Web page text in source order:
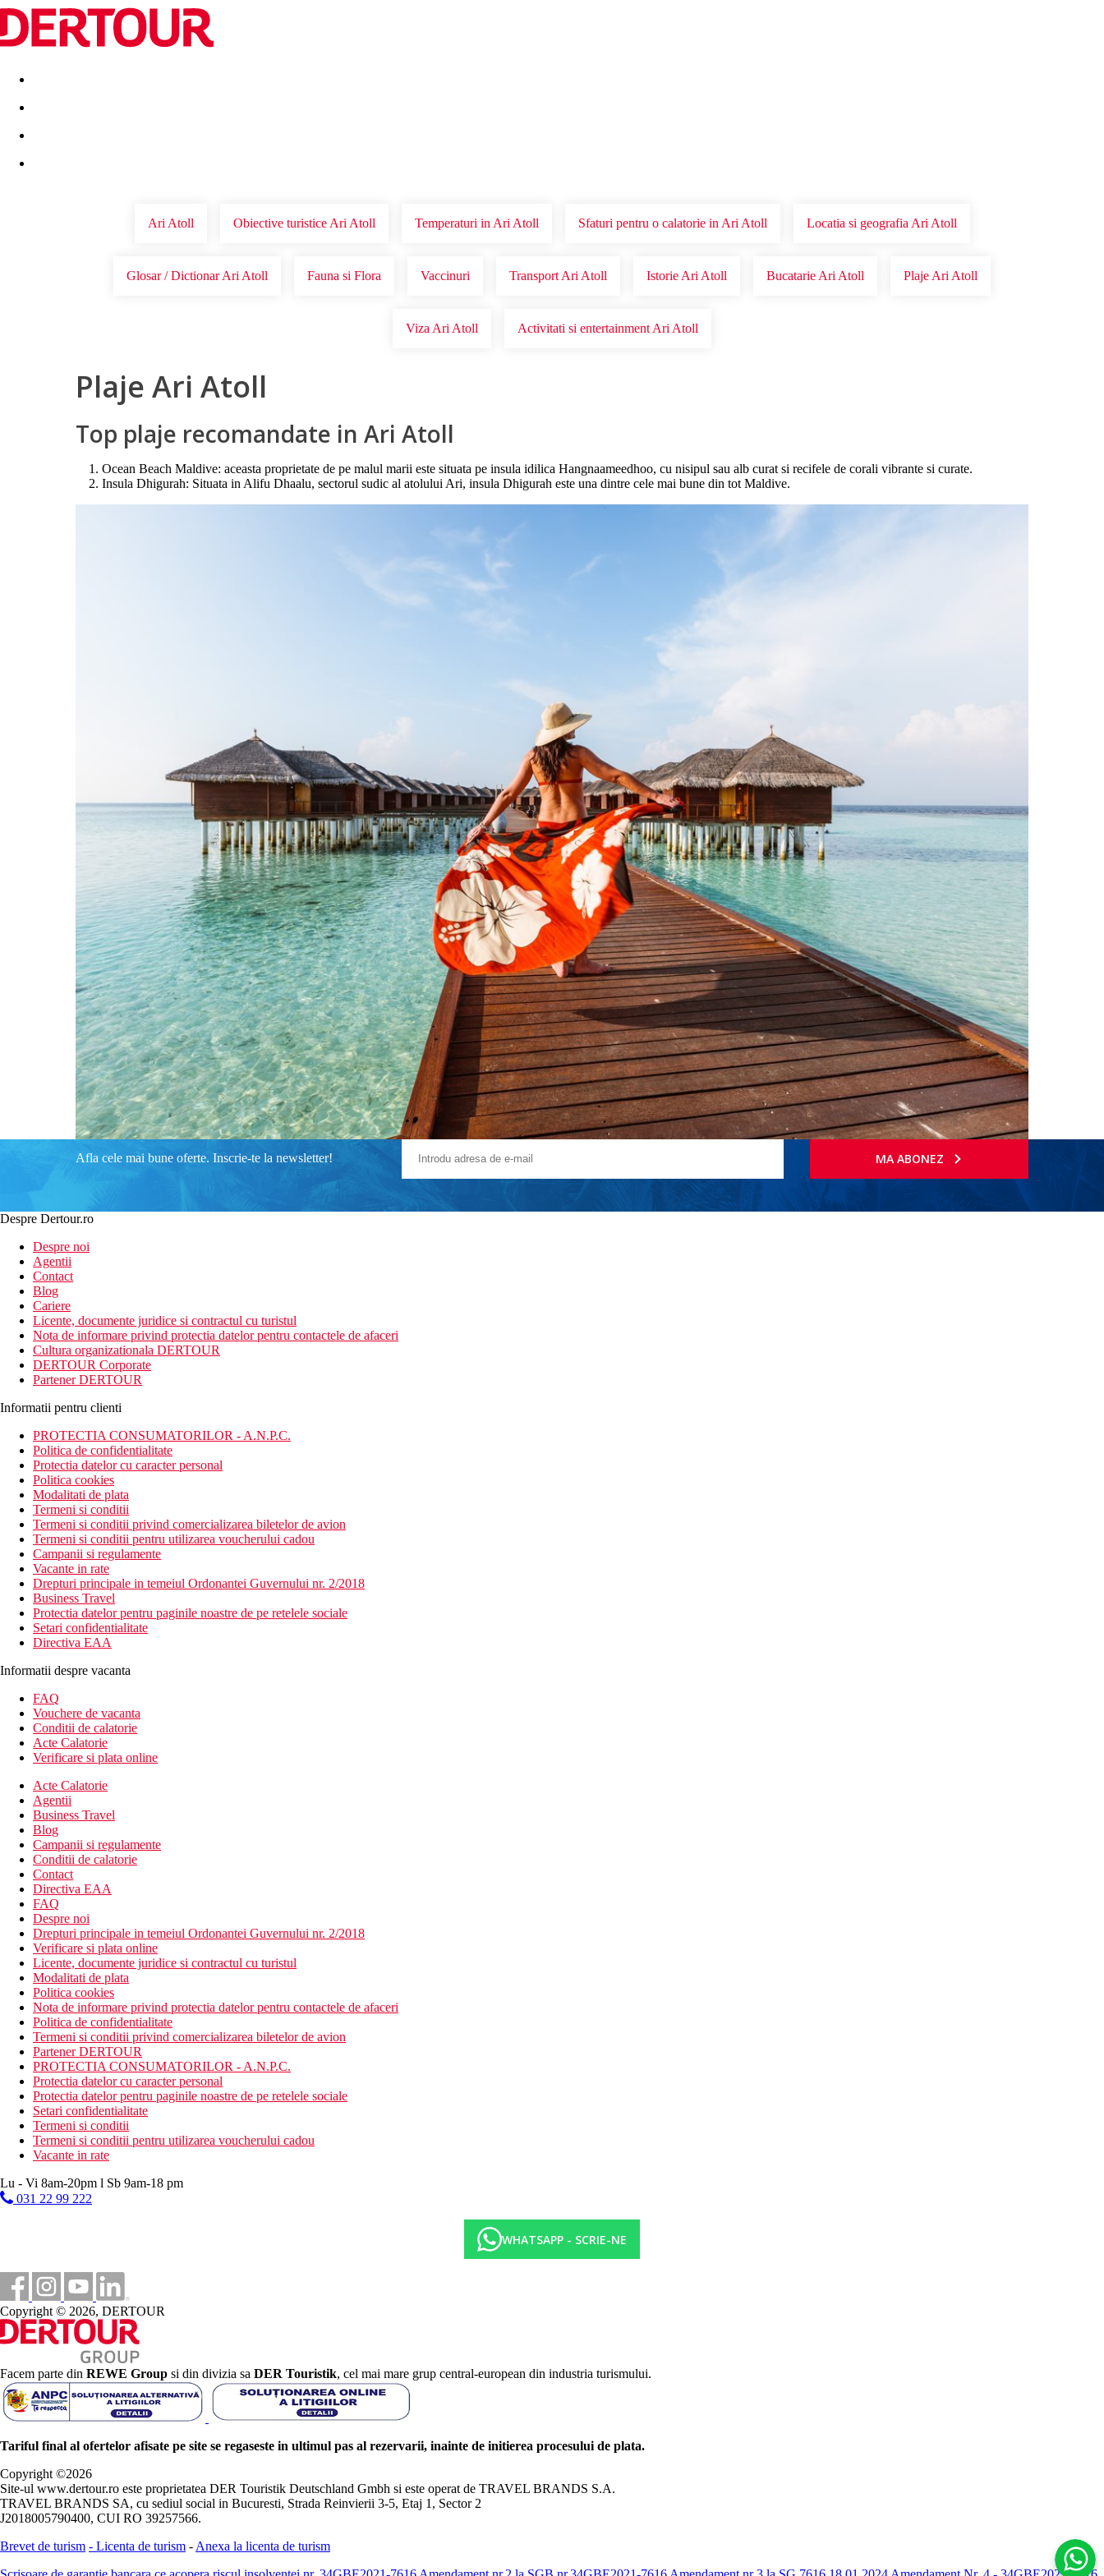
Destinatii Vacanta perfecta OFERTE DE NERATAT
Ari Atoll Obiective turistice Ari Atoll Temperaturi in Ari Atoll Sfaturi pentru o calatorie in Ari Atoll Locatia si geografia Ari Atoll
Glosar / Dictionar Ari Atoll Fauna si Flora Vaccinuri Transport Ari Atoll Istorie Ari Atoll Bucatarie Ari Atoll Plaje Ari Atoll
Viza Ari Atoll Activitati si entertainment Ari Atoll
Plaje Ari Atoll
Top plaje recomandate in Ari Atoll
Ocean Beach Maldive: aceasta proprietate de pe malul marii este situata pe insula idilica Hangnaameedhoo, cu nisipul sau alb curat si recifele de corali vibrante si curate.
Insula Dhigurah: Situata in Alifu Dhaalu, sectorul sudic al atolului Ari, insula Dhigurah este una dintre cele mai bune din tot Maldive.
Afla cele mai bune oferte. Inscrie-te la newsletter! MA ABONEZ
Despre Dertour.ro
Despre noi
Agentii
Contact
Blog
Cariere
Licente, documente juridice si contractul cu turistul
Nota de informare privind protectia datelor pentru contactele de afaceri
Cultura organizationala DERTOUR
DERTOUR Corporate
Partener DERTOUR
Informatii pentru clienti
PROTECTIA CONSUMATORILOR - A.N.P.C.
Politica de confidentialitate
Protectia datelor cu caracter personal
Politica cookies
Modalitati de plata
Termeni si conditii
Termeni si conditii privind comercializarea biletelor de avion
Termeni si conditii pentru utilizarea voucherului cadou
Campanii si regulamente
Vacante in rate
Drepturi principale in temeiul Ordonantei Guvernului nr. 2/2018
Business Travel
Protectia datelor pentru paginile noastre de pe retelele sociale
Setari confidentialitate
Directiva EAA
Informatii despre vacanta
FAQ
Vouchere de vacanta
Conditii de calatorie
Acte Calatorie
Verificare si plata online
Acte Calatorie
Agentii
Business Travel
Blog
Campanii si regulamente
Conditii de calatorie
Contact
Directiva EAA
FAQ
Despre noi
Drepturi principale in temeiul Ordonantei Guvernului nr. 2/2018
Verificare si plata online
Licente, documente juridice si contractul cu turistul
Modalitati de plata
Politica cookies
Nota de informare privind protectia datelor pentru contactele de afaceri
Politica de confidentialitate
Termeni si conditii privind comercializarea biletelor de avion
Partener DERTOUR
PROTECTIA CONSUMATORILOR - A.N.P.C.
Protectia datelor cu caracter personal
Protectia datelor pentru paginile noastre de pe retelele sociale
Setari confidentialitate
Termeni si conditii
Termeni si conditii pentru utilizarea voucherului cadou
Vacante in rate
Lu - Vi 8am-20pm l Sb 9am-18 pm
031 22 99 222
WHATSAPP - SCRIE-NE
Copyright © 2026, DERTOUR
Facem parte din REWE Group si din divizia sa DER Touristik, cel mai mare grup central-european din industria turismului.
Tariful final al ofertelor afisate pe site se regaseste in ultimul pas al rezervarii, inainte de initierea procesului de plata.
Copyright ©2026
Site-ul www.dertour.ro este proprietatea DER Touristik Deutschland Gmbh si este operat de TRAVEL BRANDS S.A.
TRAVEL BRANDS SA, cu sediul social in Bucuresti, Strada Reinvierii 3-5, Etaj 1, Sector 2
J2018005790400, CUI RO 39257566.
Brevet de turism - Licenta de turism - Anexa la licenta de turism